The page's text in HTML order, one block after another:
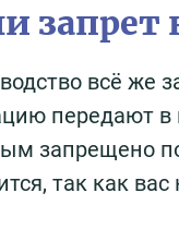
всё же
передают
запрещено
так как